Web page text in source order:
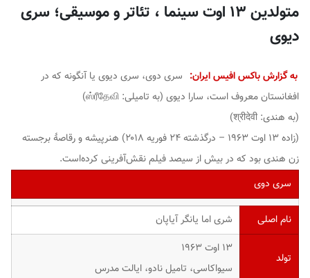
متولدین ۱۳ اوت سینما ، تئاتر و موسیقی؛ سری
دیوی
به گزارش باکس افیس ایران: سری دوی، سری دیوی یا آنگونه که در
افغانستان معروف است، سارا دیوی (به تامیلی: ஸ்ரீதேவி
)
(به هندی:श्रीदेवी
)
(زاده ۱۳ اوت ۱۹۶۳ – درگذشته ۲۴ فوریه ۲۰۱۸) هنرپیشه و رقاصهٔ برجسته
زن هندی بود که در بیش از سیصد فیلم نقش‌آفرینی کرده‌است.
سری دوی
نام اصلی شری اما یانگر آیاپان
تولد
۱۳ اوت ۱۹۶۳
سیواکاسی، تامیل نادو، ایالت مدرس